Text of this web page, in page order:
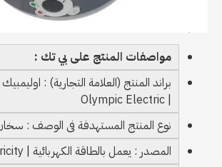
مواصفات المنتج على بي تك :
براند المنتج (العلامة التجارية) :
| Olympic Electric
نوع المنتج المستهدفة فى الوصف :
المصدر : يعمل بالطاقة الكهربائية | Electricity